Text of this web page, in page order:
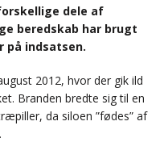
dele af
beredskab har brugt
på indsatsen.
2012, hvor der gik ild
Branden bredte sig til en
da siloen ”fødes” af